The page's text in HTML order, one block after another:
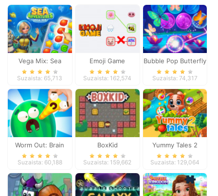
Vega Mix: Sea
Adventures
Suzaista: 65,713
Emoji Game
Suzaista: 162,574
Bubble Pop Butterfly
Suzaista: 74,317
Worm Out: Brain
Teaser Games
Suzaista: 60,188
BoxKid
Suzaista: 159,662
Yummy Tales 2
Suzaista: 129,064